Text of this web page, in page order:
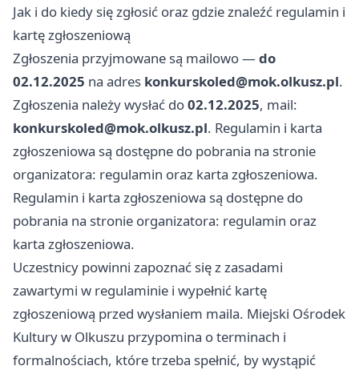
Jak i do kiedy się zgłosić oraz gdzie znaleźć regulamin i
kartę zgłoszeniową
Zgłoszenia przyjmowane są mailowo — do
02.12.2025 na adres konkurskoled@mok.olkusz.pl.
Zgłoszenia należy wysłać do02.12.2025, mail:
konkurskoled@mok.olkusz.pl. Regulamin i karta
zgłoszeniowa są dostępne do pobrania na stronie
organizatora: regulamin oraz karta zgłoszeniowa.
Regulamin i karta zgłoszeniowa są dostępne do
pobrania na stronie organizatora: regulamin oraz
karta zgłoszeniowa.
Uczestnicy powinni zapoznać się z zasadami
zawartymi w regulaminie i wypełnić kartę
zgłoszeniową przed wysłaniem maila. Miejski Ośrodek
Kultury w Olkuszu przypomina o terminach i
formalnościach, które trzeba spełnić, by wystąpić